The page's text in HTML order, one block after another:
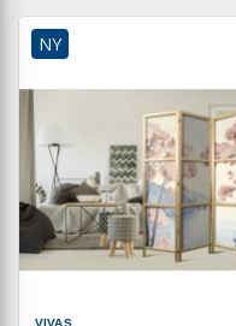
NY
VIVAS